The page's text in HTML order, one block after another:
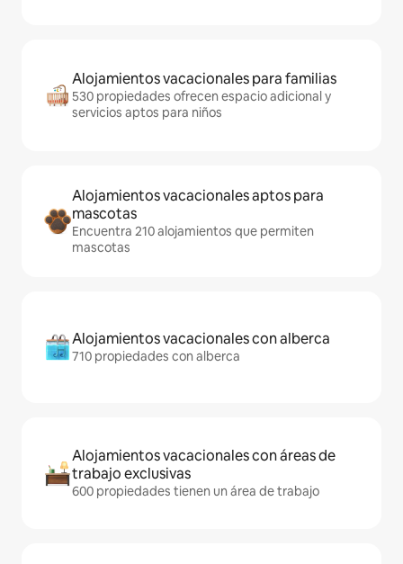
Alojamientos vacacionales para familias
530 propiedades ofrecen espacio adicional y
servicios aptos para niños
Alojamientos vacacionales aptos para
mascotas
Encuentra 210 alojamientos que permiten
mascotas
Alojamientos vacacionales con alberca
710 propiedades con alberca
Alojamientos vacacionales con áreas de
trabajo exclusivas
600 propiedades tienen un área de trabajo